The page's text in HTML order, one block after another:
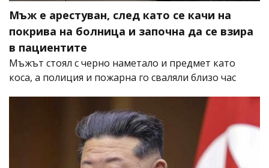
Мъж е арестуван, след като се качи на
покрива на болница и започна да се взира
в пациентите
Мъжът стоял с черно наметало и предмет като
коса, а полиция и пожарна го сваляли близо час